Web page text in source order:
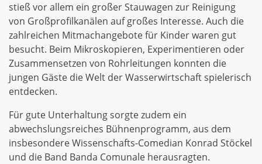
stieß vor allem ein großer Stauwagen zur Reinigung
von Großprofilkanälen auf großes Interesse. Auch die
zahlreichen Mitmachangebote für Kinder waren gut
besucht. Beim Mikroskopieren, Experimentieren oder
Zusammensetzen von Rohrleitungen konnten die
jungen Gäste die Welt der Wasserwirtschaft spielerisch
entdecken.
Für gute Unterhaltung sorgte zudem ein
abwechslungsreiches Bühnenprogramm, aus dem
insbesondere Wissenschafts-Comedian Konrad Stöckel
und die Band Banda Comunale herausragten.